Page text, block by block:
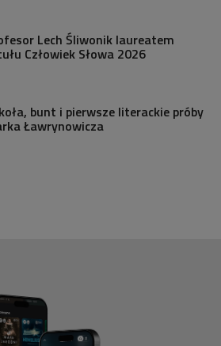
Lech Śliwonik laureatem
Człowiek Słowa 2026
bunt i pierwsze literackie próby
Ławrynowicza